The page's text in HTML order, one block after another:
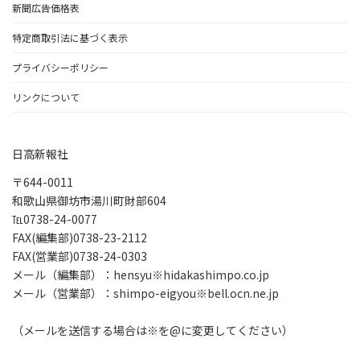
新聞広告価格表
特定商取引法に基づく表示
プライバシーポリシー
リンクについて
日高新報社
〒644-0011
和歌山県御坊市湯川町財部604
℡0738-24-0077
FAX(編集部)0738-23-2112
FAX(営業部)0738-24-0303
メール（編集部）：hensyu※hidakashimpo.co.jp
メール（営業部）：shimpo-eigyou※bell.ocn.ne.jp
（メールを送信する場合は※を@に変更してください）